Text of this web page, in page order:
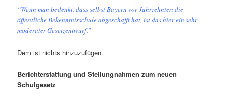
“Wenn man bedenkt, dass selbst Bayern vor Jahrzehnten die
öffentliche Bekenntnisschule abgeschafft hat, ist das hier ein sehr
moderater Gesetzentwurf.”
Dem ist nichts hinzuzufügen.
Berichterstattung und Stellungnahmen zum neuen
Schulgesetz